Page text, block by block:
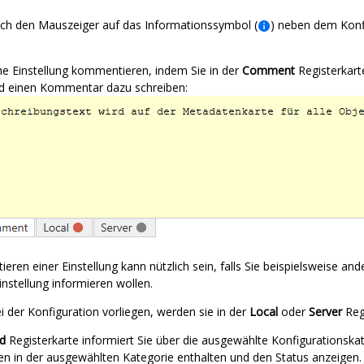
den Mauszeiger auf das Informationssymbol ( ) neben dem
Einstellung kommentieren, indem Sie in derComment
einen Kommentar dazu schreiben:
einer Einstellung kann nützlich sein, falls Sie beispielsweise
informieren wollen.
der Konfiguration vorliegen, werden sie in der Local oderServer
Registerkarte informiert Sie über die ausgewählte
in der ausgewählten Kategorie enthalten und den Status anzeigen.